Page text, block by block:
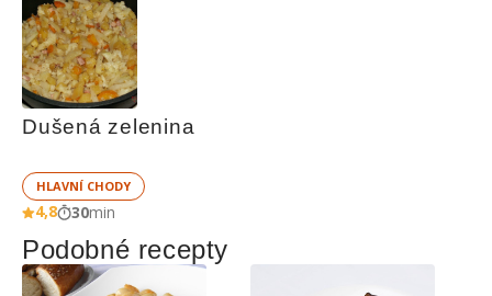
Dušená zelenina
HLAVNÍ CHODY
4,8 30min
Podobné recepty